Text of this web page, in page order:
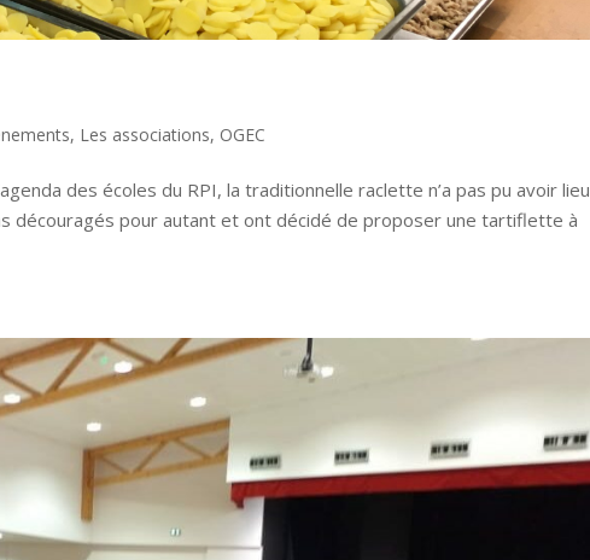
, Les associations, OGEC
des écoles du RPI, la traditionnelle raclette n’a pas pu avoir lieu
découragés pour autant et ont décidé de proposer une tartiflette à